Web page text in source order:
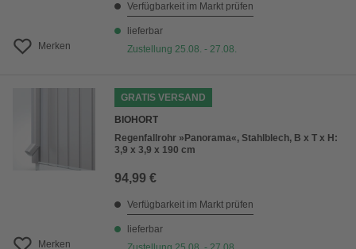
Merken
Verfügbarkeit im Markt prüfen
lieferbar
Zustellung 25.08. - 27.08.
Merken
GRATIS VERSAND
BIOHORT
Regenfallrohr »Panorama«, Stahlblech, B x T x H:
3,9 x 3,9 x 190 cm
94,99 €
Verfügbarkeit im Markt prüfen
lieferbar